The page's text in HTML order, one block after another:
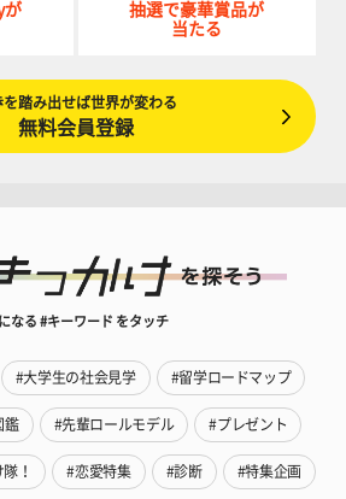
が
抽選で豪華賞品が
当たる
を踏み出せば世界が変わる
無料会員登録
なる #キーワード をタッチ
#大学生の社会見学 #留学ロードマップ
鑑 #先輩ロールモデル #プレゼント
！ #恋愛特集 #診断 #特集企画